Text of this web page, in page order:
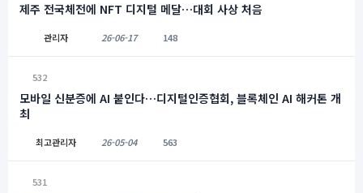
제주 전국체전에 NFT 디지털 메달…대회 사상 처음
관리자 26-06-17 148
532
모바일 신분증에 AI 붙인다…디지털인증협회, 블록체인 AI 해커톤 개
최
최고관리자 26-05-04 563
531